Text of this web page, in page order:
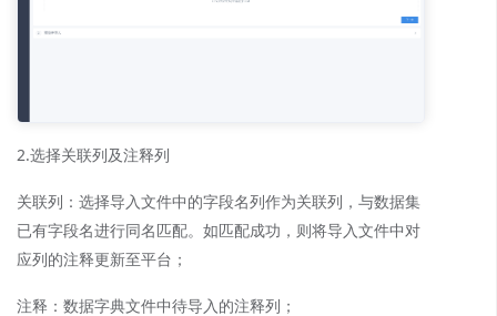
2.选择关联列及注释列
关联列：选择导入文件中的字段名列作为关联列，与数据集
已有字段名进行同名匹配。如匹配成功，则将导入文件中对
应列的注释更新至平台；
注释：数据字典文件中待导入的注释列；